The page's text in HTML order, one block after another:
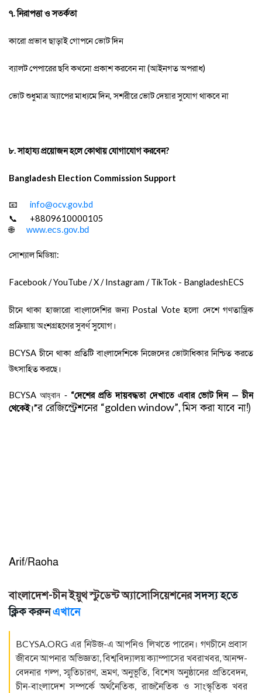
৭. নিরাপত্তা ও সতর্কতা
কারো প্রভাব ছাড়াই গোপনে ভোট দিন
ব্যালট পেপারের ছবিকখনো প্রকাশ করবেন না(আইনগত অপরাধ)
ভোট শুধুমাত্র অ্যাপের মাধ্যমে দিন,সশরীরে ভোট দেয়ার সুযোগ থাকবে না
৮. সাহায্য প্রয়োজন হলে কোথায় যোগাযোগ করবেন?
Bangladesh Election Commission Support
📧
info@ocv.gov.bd
📞
+8809610000105
🌐
www.ecs.gov.bd
সোশ্যাল মিডিয়া:
Facebook / YouTube / X / Instagram / TikTok - BangladeshECS
চীনে থাকা হাজারো বাংলাদেশির জন্য Postal Vote হলো দেশে গণতান্ত্রিক
প্রক্রিয়ায় অংশগ্রহণের সুবর্ণ সুযোগ ।
BCYSAচীনে থাকা প্রতিটি বাংলাদেশিকে নিজেদের ভোটাধিকার নিশ্চিত করতে
উৎসাহিত করছে।
BCYSA আহ্বান - “দেশের প্রতি দায়বদ্ধতা দেখাতে এবার ভোট দিন — চীন
থেকেই।”র রেজিস্ট্রেশনের “golden window”,মিস করা যাবে না!)
Arif/Raoha
বাংলাদেশ-চীন ইয়ুথ স্টুডেন্ট অ্যাসোসিয়েশনেরসদস্য হতে
ক্লিক করুনএখানে
BCYSA.ORG এর নিউজ-এ আপনিও লিখতে পারেন। গণচীনে প্রবাস
জীবনে আপনার অভিজ্ঞতা, বিশ্ববিদ্যালয় ক্যাম্পাসের খবরাখবর, আনন্দ-
বেদনার গল্প, স্মৃতিচারণ, ভ্রমণ, অনুভূতি, বিশেষ অনুষ্ঠানের প্রতিবেদন,
চীন-বাংলাদেশ সম্পর্কে অর্থনৈতিক, রাজনৈতিক ও সাংস্কৃতিক খবর